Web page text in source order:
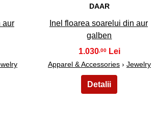
aur
DAAR
Inel floarea soarelui din aur
galben
1.030,00
Apparel & Accessories› Jewelry